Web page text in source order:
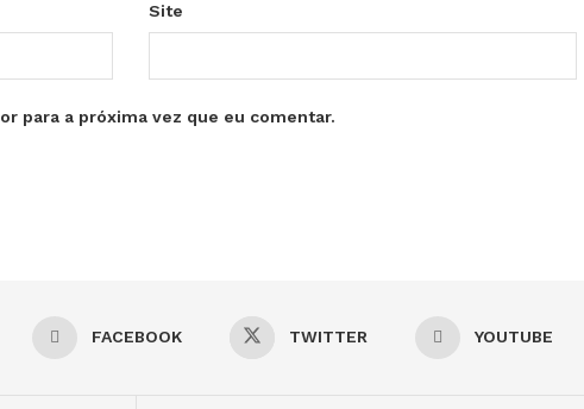
Site
para a próxima vez que eu comentar.
FACEBOOK TWITTER YOUTUBE